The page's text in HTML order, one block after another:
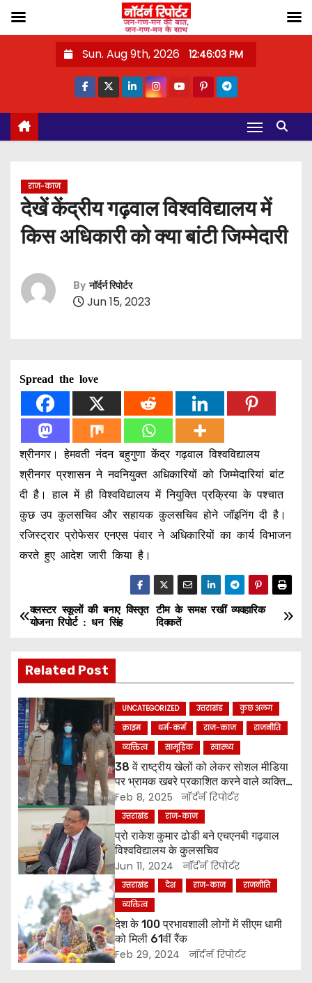
o
Sun. Aug 9th, 2026 12:46:03 PM
राज-काज
देखें केंद्रीय गढ़वाल विश्वविद्यालय में
किस अधिकारी को क्या बांटी जिम्मेदारी
By नॉर्दर्न रिपोर्टर
Jun 15, 2023
Spread the love
श्रीनगर। हेमवती नंदन बहुगुणा केंद्र गढ़वाल विश्वविद्यालय
श्रीनगर प्रशासन ने नवनियुक्त अधिकारियों को जिम्मेदारियां बांट
दी है। हाल में ही विश्वविद्यालय में नियुक्ति प्रक्रिया के पश्चात
कुछ उप कुलसचिव और सहायक कुलसचिव होने जॉइनिंग दी है।
रजिस्ट्रार प्रोफेसर एनएस पंवार ने अधिकारियों का कार्य विभाजन
करते हुए आदेश जारी किया है।
P
s
t
n
a
v
g
a
t
i
o
टीम के समक्ष रखीं व्यवहारिक
दिक्कतें
क्लस्टर स्कूलों की बनाए विस्तृत
योजना रिपोर्ट : धन सिंह
Related Post
UNCATEGORIZED उत्तराखंड
कुछ अलग
क्राइम
धर्म-कर्म राज-काज
राजनीति
व्यक्तित्व
सामूहिक स्वास्थ्य
38 वें राष्ट्रीय खेलों को लेकर सोशल मीडिया
पर भ्रामक खबरे प्रकाशित करने वाले व्यक्ति
को किया पुलिस ने गिरफ्तार ।
Feb 8, 2025 नॉर्दर्न रिपोर्टर
उत्तराखंड राज-काज
प्रो राकेश कुमार ढोडी बने एचएनबी गढ़वाल
विश्वविद्यालय के कुलसचिव
Jun 11, 2024 नॉर्दर्न रिपोर्टर
उत्तराखंड देश राज-काज
राजनीति
व्यक्तित्व
देश के 100 प्रभावशाली लोगों में सीएम धामी
को मिली 61वीं रैंक
Feb 29, 2024 नॉर्दर्न रिपोर्टर